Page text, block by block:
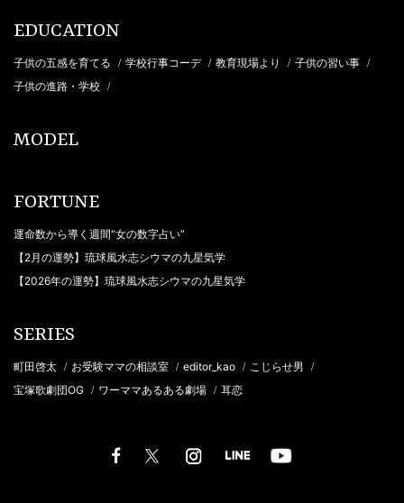
EDUCATION
子供の五感を育てる / 学校行事コーデ / 教育現場より / 子供の習い事 /
子供の進路・学校 /
MODEL
FORTUNE
運命数から導く週間“女の数字占い”
【2月の運勢】琉球風水志シウマの九星気学
【2026年の運勢】琉球風水志シウマの九星気学
SERIES
町田啓太 / お受験ママの相談室 / editor_kao / こじらせ男 /
宝塚歌劇団OG / ワーママあるある劇場 / 耳恋